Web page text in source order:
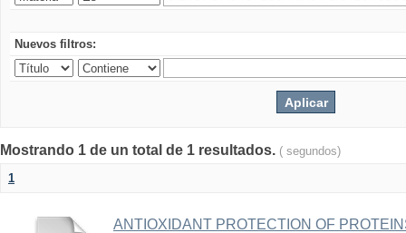
Nuevos filtros:
Mostrando 1 de un total de 1 resultados. ( segundos)
1
ANTIOXIDANT PROTECTION OF